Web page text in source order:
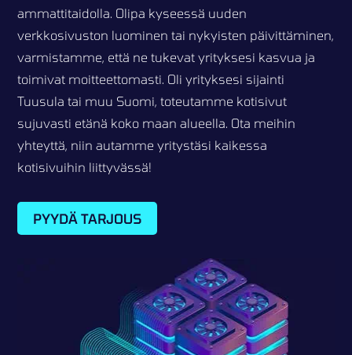
ammattitaidolla. Olipa kyseessä uuden
verkkosivuston luominen tai nykyisten päivittäminen,
varmistamme, että ne tukevat yrityksesi kasvua ja
toimivat moitteettomasti. Oli yrityksesi sijainti
Tuusula tai muu Suomi, toteutamme kotisivut
sujuvasti etänä koko maan alueella. Ota meihin
yhteyttä, niin autamme yritystäsi kaikessa
kotisivuihin liittyvässä!
PYYDÄ TARJOUS